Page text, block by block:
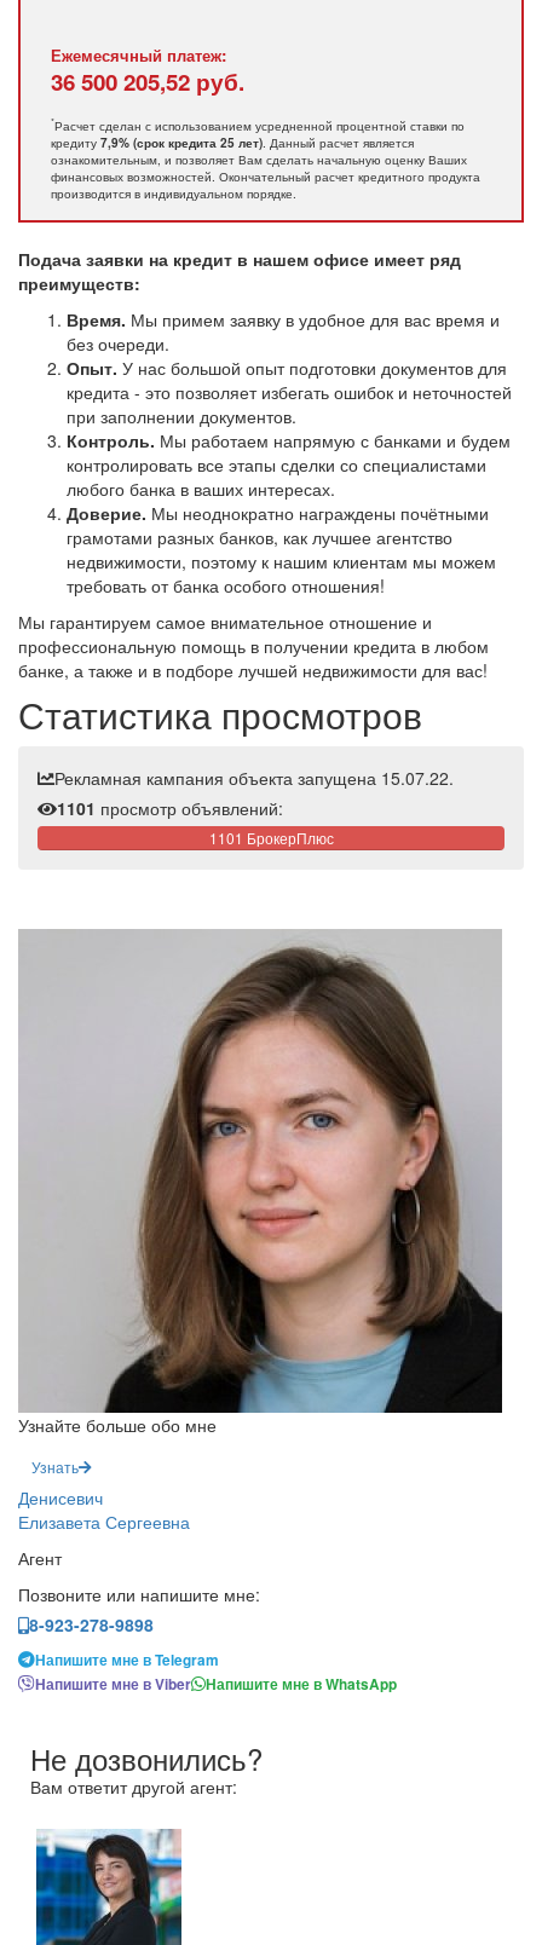
Ежемесячный платеж:
36 500 205,52 руб.
*Расчет сделан с использованием усредненной процентной ставки по
кредиту 7,9% (срок кредита 25 лет). Данный расчет является
ознакомительным, и позволяет Вам сделать начальную оценку Ваших
финансовых возможностей. Окончательный расчет кредитного продукта
производится в индивидуальном порядке.
Подача заявки на кредит в нашем офисе имеет ряд
преимуществ:
Время. Мы примем заявку в удобное для вас время и
без очереди.
Опыт. У нас большой опыт подготовки документов для
кредита - это позволяет избегать ошибок и неточностей
при заполнении документов.
Контроль. Мы работаем напрямую с банками и будем
контролировать все этапы сделки со специалистами
любого банка в ваших интересах.
Доверие. Мы неоднократно награждены почётными
грамотами разных банков, как лучшее агентство
недвижимости, поэтому к нашим клиентам мы можем
требовать от банка особого отношения!
Мы гарантируем самое внимательное отношение и
профессиональную помощь в получении кредита в любом
банке, а также и в подборе лучшей недвижимости для вас!
Статистика просмотров
Рекламная кампания объекта запущена 15.07.22.
1101 просмотр объявлений:
1101 БрокерПлюс
Узнайте больше обо мне
Узнать
Денисевич
Елизавета Сергеевна
Агент
Позвоните или напишите мне:
8-923-278-9898
Напишите мне в Telegram
Напишите мне в Viber
Напишите мне в WhatsApp
Не дозвонились?
Вам ответит другой агент: